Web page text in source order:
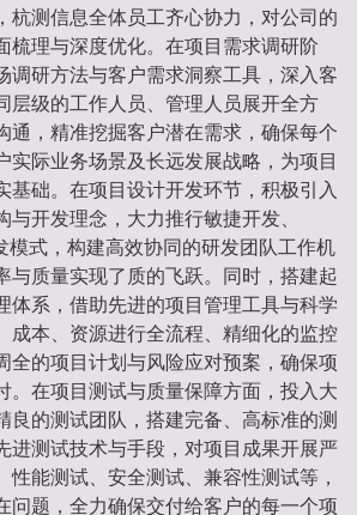
杭测信息全体员工齐心协力，对公司的
梳理与深度优化。在项目需求调研阶
调研方法与客户需求洞察工具，深入客
层级的工作人员、管理人员展开全方
通，精准挖掘客户潜在需求，确保每个
实际业务场景及长远发展战略，为项目
基础。在项目设计开发环节，积极引入
与开发理念，大力推行敏捷开发、
模式，构建高效协同的研发团队工作机
与质量实现了质的飞跃。同时，搭建起
体系，借助先进的项目管理工具与科学
成本、资源进行全流程、精细化的监控
全的项目计划与风险应对预案，确保项
。在项目测试与质量保障方面，投入大
良的测试团队，搭建完备、高标准的测
进测试技术与手段，对项目成果开展严
性能测试、安全测试、兼容性测试等，
问题，全力确保交付给客户的每一个项